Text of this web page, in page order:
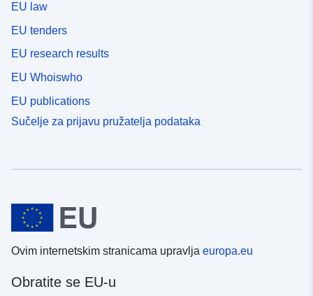
EU law
EU tenders
EU research results
EU Whoiswho
EU publications
Sučelje za prijavu pružatelja podataka
Ovim internetskim stranicama upravlja europa.eu
Obratite se EU-u